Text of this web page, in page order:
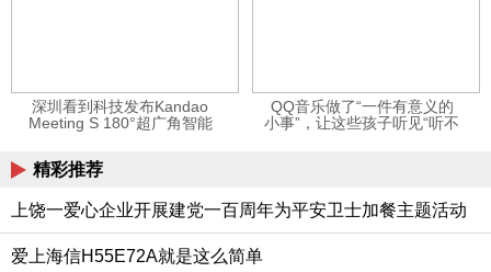
深圳看到科技发布Kandao
Meeting S 180°超广角智能
QQ音乐做了“一件有意义的
小事”，让这些孩子听见“听不
精彩推荐
上饶一爱心企业开展建党一百周年为平安卫士加餐主题活动
爱上海信H55E72A就是这么简单